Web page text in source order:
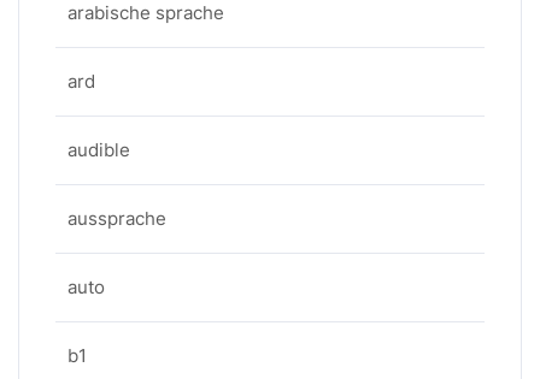
arabische sprache
ard
audible
aussprache
auto
b1